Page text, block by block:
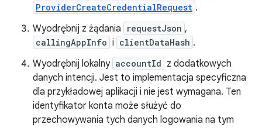
ProviderCreateCredentialRequest .
Wyodrębnij z żądania
requestJson ,
callingAppInfo i clientDataHash .
Wyodrębnij lokalny accountId z dodatkowych
danych intencji. Jest to implementacja specyficzna
dla przykładowej aplikacji i nie jest wymagana. Ten
identyfikator konta może służyć do
przechowywania tych danych logowania na tym